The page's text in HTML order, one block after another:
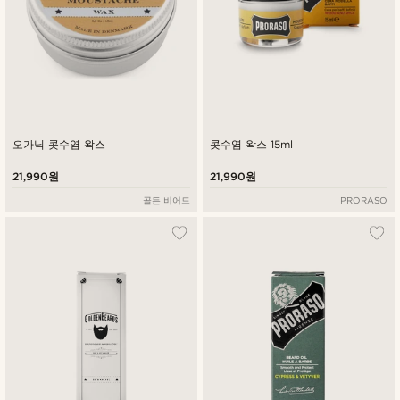
오가닉 콧수염 왁스
21,990원
골든 비어드
콧수염 왁스 15ml
21,990원
PRORASO